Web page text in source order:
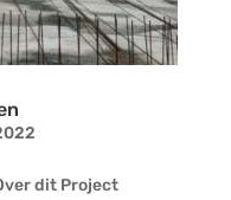
dit Project